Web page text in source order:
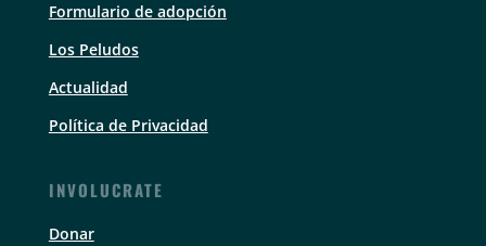
Formulario de adopción
Los Peludos
Actualidad
Política de Privacidad
INVOLUCRATE
Donar